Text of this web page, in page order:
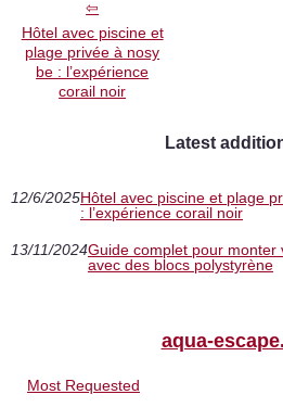
Hôtel avec piscine et
plage privée à nosy
be : l’expérience
corail noir
Latest
12/6/2025Hôtel avec piscine et plage
: l’expérience corail noir
13/11/2024Guide complet pour monter
avec des blocs polystyrène
aqua-
Most Requested